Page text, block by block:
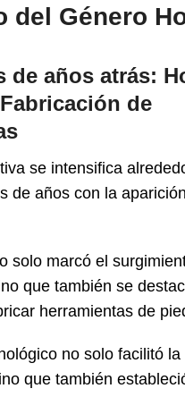
del Género
de años atrás:
de
se intensifica
de años con la
solo marcó el
que también se
herramientas de
no solo facilitó la
que también